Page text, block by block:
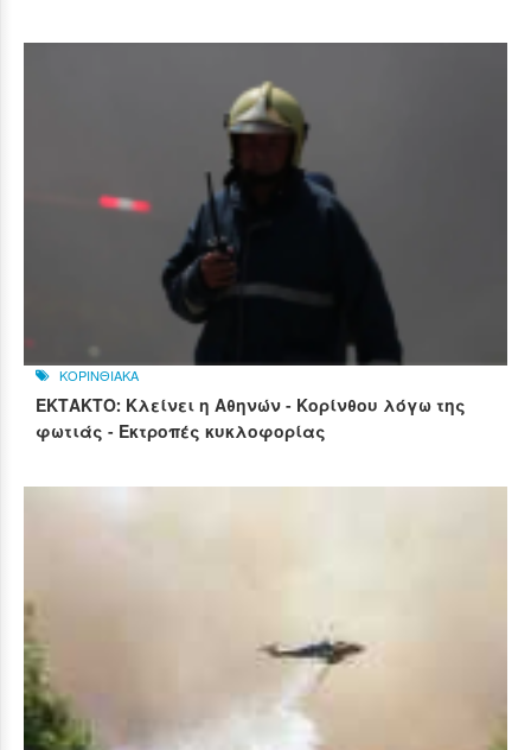
ΚΟΡΙΝΘΙΑΚΑ
ΕΚΤΑΚΤΟ: Κλείνει η Αθηνών - Κορίνθου λόγω της
φωτιάς - Εκτροπές κυκλοφορίας